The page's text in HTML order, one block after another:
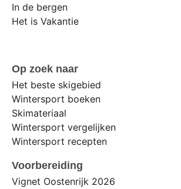
In de bergen
Het is Vakantie
Op zoek naar
Het beste skigebied
Wintersport boeken
Skimateriaal
Wintersport vergelijken
Wintersport recepten
Voorbereiding
Vignet Oostenrijk 2026